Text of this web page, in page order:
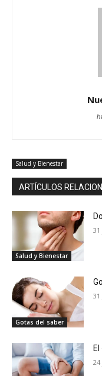
Salud y Bienestar
ARTÍCULOS
Salud y Bienestar
Gotas del saber